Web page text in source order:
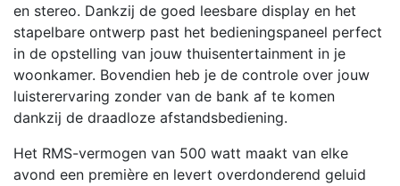
en stereo. Dankzij de goed leesbare display en het
stapelbare ontwerp past het bedieningspaneel perfect
in de opstelling van jouw thuisentertainment in je
woonkamer. Bovendien heb je de controle over jouw
luisterervaring zonder van de bank af te komen
dankzij de draadloze afstandsbediening.
Het RMS-vermogen van 500 watt maakt van elke
avond een première en levert overdonderend geluid